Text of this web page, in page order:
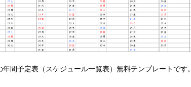
間予定表（スケジュール一覧表）無料テンプレートです。